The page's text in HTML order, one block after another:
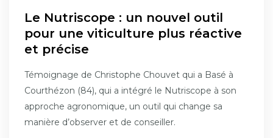
Le Nutriscope : un nouvel outil
pour une viticulture plus réactive
et précise
Témoignage de Christophe Chouvet qui a Basé à
Courthézon (84), qui a intégré le Nutriscope à son
approche agronomique, un outil qui change sa
manière d’observer et de conseiller.